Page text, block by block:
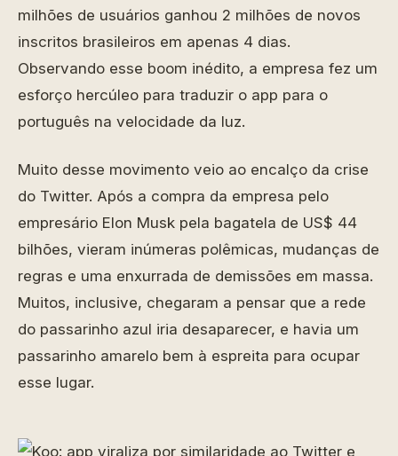
milhões de usuários ganhou 2 milhões de novos
inscritos brasileiros em apenas 4 dias.
Observando esse boom inédito, a empresa fez um
esforço hercúleo para traduzir o app para o
português na velocidade da luz.
Muito desse movimento veio ao encalço da crise
do Twitter. Após a compra da empresa pelo
empresário Elon Musk pela bagatela de US$ 44
bilhões, vieram inúmeras polêmicas, mudanças de
regras e uma enxurrada de demissões em massa.
Muitos, inclusive, chegaram a pensar que a rede
do passarinho azul iria desaparecer, e havia um
passarinho amarelo bem à espreita para ocupar
esse lugar.